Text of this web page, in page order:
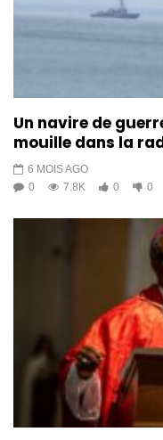
Un navire de
mouille dans la
6 MOIS AGO
0
7.8K 0 0